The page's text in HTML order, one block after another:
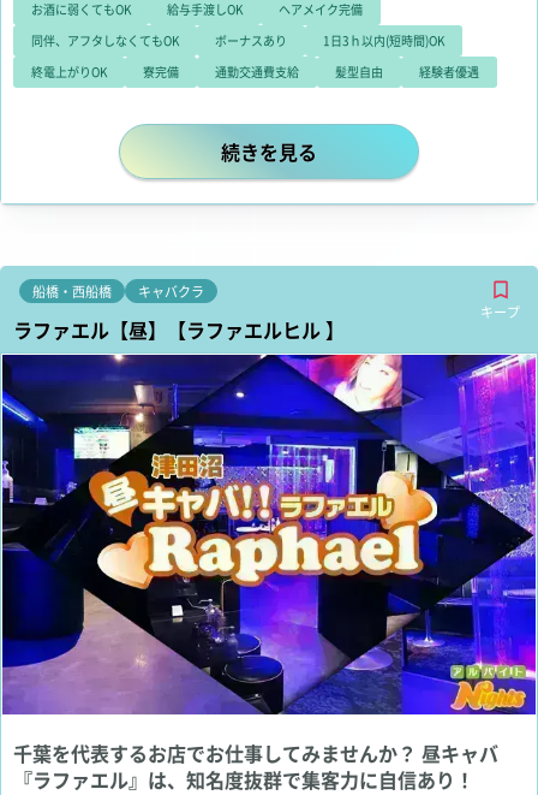
お酒に弱くてもOK 給与手渡しOK
ヘアメイク完備
同伴、アフタしなくてもOK
ボーナスあり
1日3ｈ以内(短時間)OK
終電上がりOK
寮完備 通勤交通費支給 髪型自由 経験者優遇
「女同士のギスギスした争いとか
続きを見る
船橋・西船橋
キャバクラ
キープ
ラファエル【昼】【ラファエルヒル 】
千葉を代表するお店でお仕事してみませんか？ 昼キャバ
『ラファエル』は、知名度抜群で集客力に自信あり！